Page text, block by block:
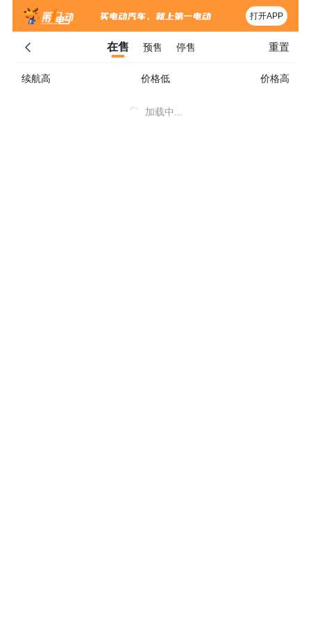
打开APP
在售 预售 停售 重置
续航高 价格低 价格高
加载中...